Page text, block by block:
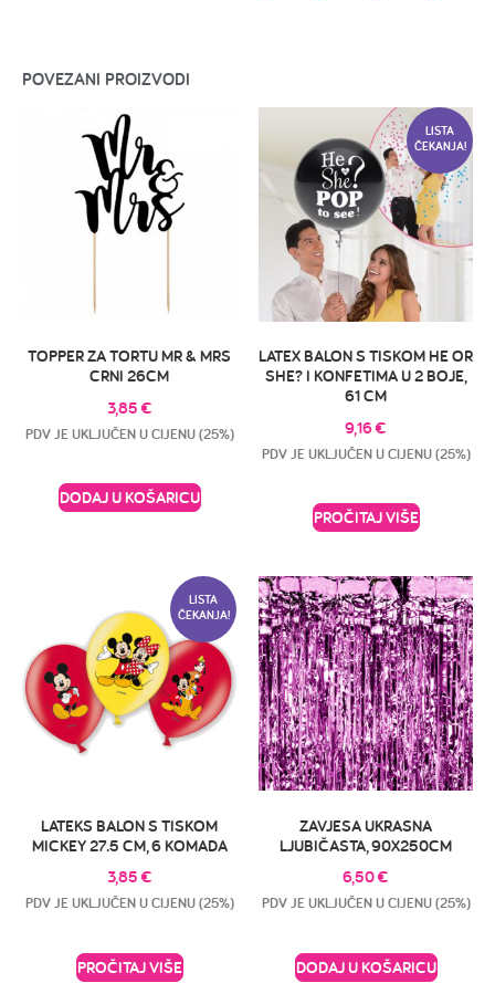
POVEZANI PROIZVODI
TOPPER ZA TORTU MR & MRS
CRNI 26CM
3,85 €
PDV JE UKLJUČEN U CIJENU (25%)
DODAJ U KOŠARICU
LISTA
ČEKANJA!
LATEX BALON S TISKOM HE OR
SHE? I KONFETIMA U 2 BOJE,
61 CM
9,16€
PDV JE UKLJUČEN U CIJENU (25%)
PROČITAJ VIŠE
LISTA
ČEKANJA!
LATEKS BALON S TISKOM
MICKEY 27.5 CM, 6 KOMADA
3,85 €
PDV JE UKLJUČEN U CIJENU (25%)
PROČITAJ VIŠE
ZAVJESA UKRASNA
LJUBIČASTA, 90X250CM
6,50€
PDV JE UKLJUČEN U CIJENU (25%)
DODAJ U KOŠARICU